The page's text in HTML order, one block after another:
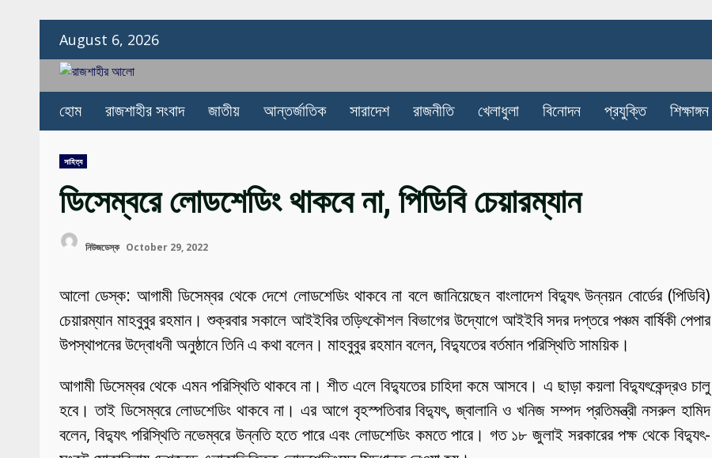
content
August 6, 2026
হোম রাজশাহীর সংবাদ জাতীয় আন্তর্জাতিক সারাদেশ রাজনীতি খেলাধুলা বিনোদন প্রযুক্তি শিক্ষাঙ্গন
সাহিত্য
ডিসেম্বরে লোডশেডিং থাকবে না, পিডিবি চেয়ারম্যান
নিউজডেস্ক October 29, 2022
আলো ডেস্ক: আগামী ডিসেম্বর থেকে দেশে লোডশেডিং থাকবে না বলে জানিয়েছেন বাংলাদেশ বিদ্যুৎ উন্নয়ন বোর্ডের (পিডিবি)
চেয়ারম্যান মাহবুবুর রহমান। শুক্রবার সকালে আইইবির তড়িৎকৌশল বিভাগের উদ্যোগে আইইবি সদর দপ্তরে পঞ্চম বার্ষিকী পেপার
উপস্থাপনের উদ্বোধনী অনুষ্ঠানে তিনি এ কথা বলেন। মাহবুবুর রহমান বলেন, বিদ্যুতের বর্তমান পরিস্থিতি সাময়িক।
আগামী ডিসেম্বর থেকে এমন পরিস্থিতি থাকবে না। শীত এলে বিদ্যুতের চাহিদা কমে আসবে। এ ছাড়া কয়লা বিদ্যুৎকেন্দ্রও চালু
হবে। তাই ডিসেম্বরে লোডশেডিং থাকবে না। এর আগে বৃহস্পতিবার বিদ্যুৎ, জ্বালানি ও খনিজ সম্পদ প্রতিমন্ত্রী নসরুল হামিদ
বলেন, বিদ্যুৎ পরিস্থিতি নভেম্বরে উন্নতি হতে পারে এবং লোডশেডিং কমতে পারে। গত ১৮ জুলাই সরকারের পক্ষ থেকে বিদ্যুৎ-